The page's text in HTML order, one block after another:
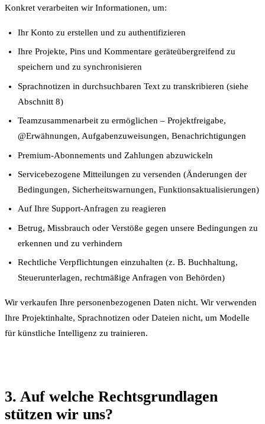
Konkret verarbeiten wir Informationen, um:
Ihr Konto zu erstellen und zu authentifizieren
Ihre Projekte, Pins und Kommentare geräteübergreifend zu
speichern und zu synchronisieren
Sprachnotizen in durchsuchbaren Text zu transkribieren (siehe
Abschnitt 8)
Teamzusammenarbeit zu ermöglichen – Projektfreigabe,
@Erwähnungen, Aufgabenzuweisungen, Benachrichtigungen
Premium-Abonnements und Zahlungen abzuwickeln
Servicebezogene Mitteilungen zu versenden (Änderungen der
Bedingungen, Sicherheitswarnungen, Funktionsaktualisierungen)
Auf Ihre Support-Anfragen zu reagieren
Betrug, Missbrauch oder Verstöße gegen unsere Bedingungen zu
erkennen und zu verhindern
Rechtliche Verpflichtungen einzuhalten (z. B. Buchhaltung,
Steuerunterlagen, rechtmäßige Anfragen von Behörden)
Wir verkaufen Ihre personenbezogenen Daten nicht. Wir verwenden
Ihre Projektinhalte, Sprachnotizen oder Dateien nicht, um Modelle
für künstliche Intelligenz zu trainieren.
3. Auf welche Rechtsgrundlagen
stützen wir uns?